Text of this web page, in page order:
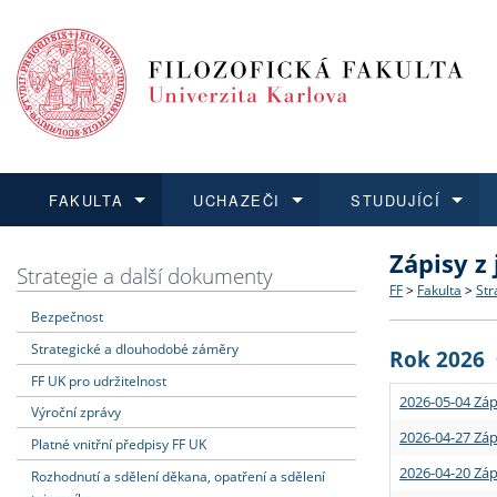
FAKULTA
Dozvědět se více
Struktura
Strategie
Podpora
UCHAZEČI
Podat přihlášku
Co
Učitelské
STUDUJÍCÍ
Dozvědět se více
Rigorózní
Dozvědět se více
O vědě a
Granty a
Dozvědět se více
Aktuální
Strategie a další dokumenty
Bezpečnost
Strategické a dlouhodobé záměry
FF UK pro udržitelnost
Výroční zprávy
Platné vnitřní předpisy FF UK
Rozhodnutí a sdělení děkana, opatření a sdělení
Zápisy
FF > Fakulta >
Rok 2026
2026-05-04
2026-04-27
2026-04-20